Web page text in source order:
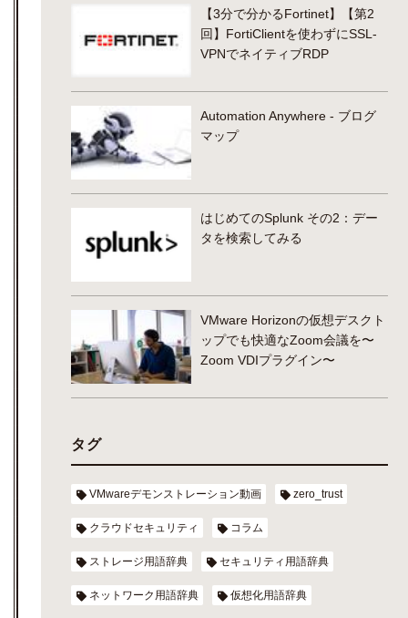
【3分で分かるFortinet】【第2
回】FortiClientを使わずにSSL-
VPNでネイティブRDP
Automation Anywhere - ブログ
マップ
はじめてのSplunk その2：デー
タを検索してみる
VMware Horizonの仮想デスクト
ップでも快適なZoom会議を〜
Zoom VDIプラグイン〜
タグ
VMwareデモンストレーション動画 zero_trust
クラウドセキュリティ コラム
ストレージ用語辞典 セキュリティ用語辞典
ネットワーク用語辞典 仮想化用語辞典